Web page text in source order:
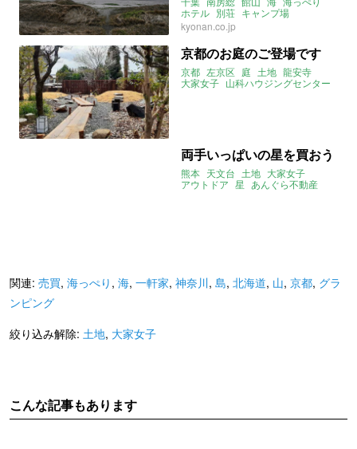
ホテル 別荘 キャンプ場
グランピング
kyonan.co.jp
京都のお庭のご登場です
京都 左京区 庭 土地 龍安寺
大家女子 山科ハウジングセンター
両手いっぱいの星を買おう
熊本 天文台 土地 大家女子
アウトドア 星 あんぐら不動産
関連: 売買, 海っぺり , 海, 一軒家, 神奈川, 島, 北海道, 山, 京都, グラ
ンピング
絞り込み解除: 土地, 大家女子
こんな記事もあります